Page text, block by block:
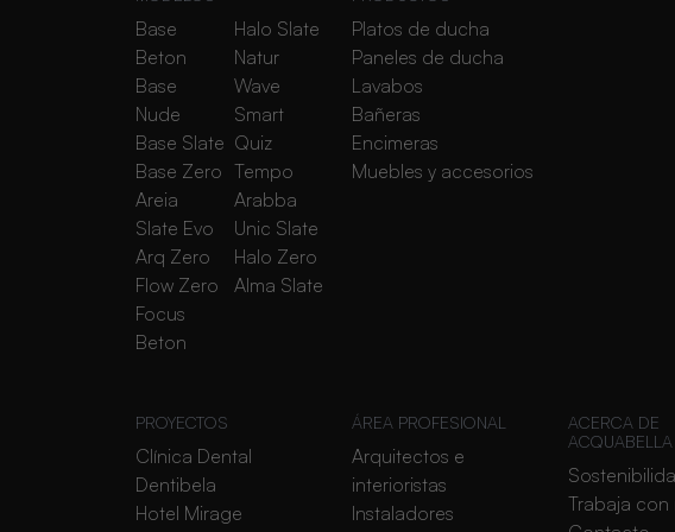
Base
Beton
Base
Nude
Base Slate
Base Zero
Areia
Slate Evo
Arq Zero
Flow Zero
Focus
Beton
Halo Slate
Natur
Wave
Smart
Quiz
Tempo
Arabba
Unic Slate
Halo Zero
Alma Slate
Platos de ducha
Paneles de ducha
Lavabos
Bañeras
Encimeras
Muebles y accesorios
PROYECTOS
Clínica Dental
Dentibela
Hotel Mirage
ÁREA PROFESIONAL
Arquitectos e
interioristas
Instaladores
ACERCA DE
ACQUABELLA
Trabaja con